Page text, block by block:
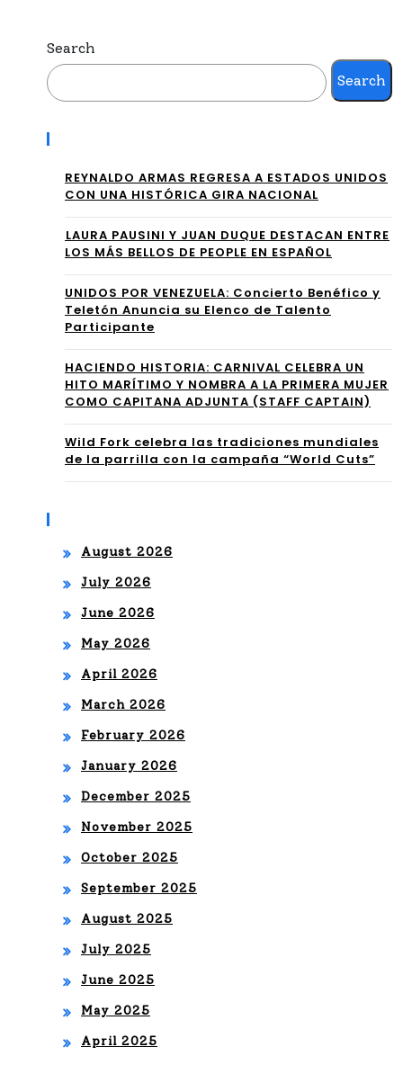
Sob
era
no
en
EE.
UU.
,
Eur
,
o y
ino
am
éri
ca
est
e
mié
rco
el
enc
uen
tro
de
la
NH
L
má
Search
Search
REYNALDO ARMAS REGRESA A ESTADOS UNIDOS
CON UNA HISTÓRICA GIRA NACIONAL
⁠LAURA PAUSINI Y JUAN DUQUE DESTACAN ENTRE
LOS MÁS BELLOS DE PEOPLE EN ESPAÑOL
UNIDOS POR VENEZUELA: Concierto Benéfico y
Teletón Anuncia su Elenco de Talento
Participante
HACIENDO HISTORIA: CARNIVAL CELEBRA UN
HITO MARÍTIMO Y NOMBRA A LA PRIMERA MUJER
COMO CAPITANA ADJUNTA (STAFF CAPTAIN)
Wild Fork celebra las tradiciones mundiales
de la parrilla con la campaña “World Cuts”
August 2026
July 2026
June 2026
May 2026
April 2026
March 2026
February 2026
January 2026
December 2025
November 2025
October 2025
September 2025
August 2025
July 2025
June 2025
May 2025
April 2025